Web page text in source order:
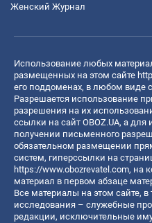
Женский Журнал
Использование любых
размещенных на этом сайте
его поддоменах, в любом виде
Разрешается использование
разрешения на их
ссылки на сайт OBOZ.UA, а для
получении письменного
обязательном размещении
систем, гиперссылки на
https://www.obozrevatel.com, на
материал в первом абзаце
Все материалы на этом сайте,
исследования – служебные
редакции, исключительные